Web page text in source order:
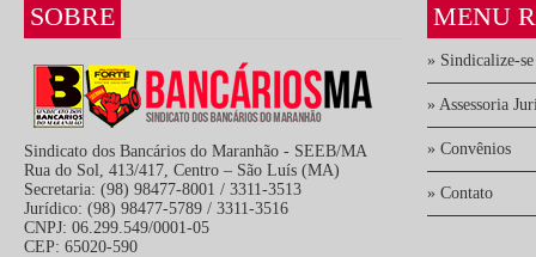
SOBRE
Sindicato dos Bancários do Maranhão - SEEB/MA
Rua do Sol, 413/417, Centro – São Luís (MA)
Secretaria: (98) 98477-8001 / 3311-3513
Jurídico: (98) 98477-5789 / 3311-3516
CNPJ: 06.299.549/0001-05
CEP: 65020-590
MENU
» Sindicalize-se
» Assessoria
» Convênios
» Contato